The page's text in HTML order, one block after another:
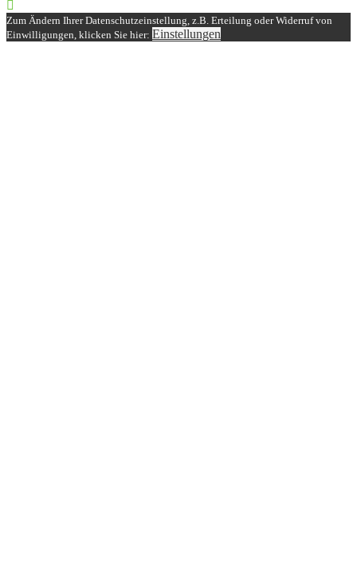
Zum Ändern Ihrer Datenschutzeinstellung, z.B. Erteilung oder Widerruf von
Einwilligungen, klicken Sie hier: Einstellungen